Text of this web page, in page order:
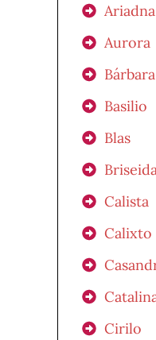
Ariadna
Aurora
Bárbara
Basilio
Blas
Calista
Calixto
Cirilo